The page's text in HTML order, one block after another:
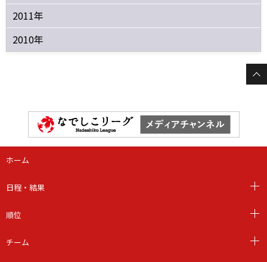
2011年
2010年
ホーム
日程・結果
順位
チーム